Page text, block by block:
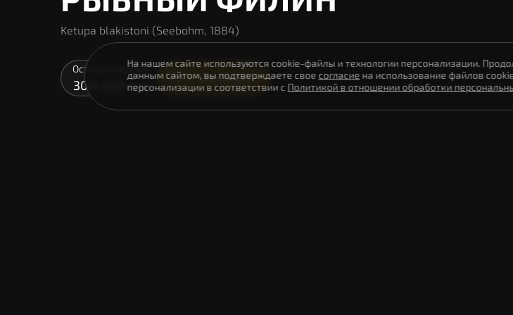
Ketupa blakistoni (Seebohm, 1884)
Осталось особей
300–650 пар Голосовать
На нашем сайте используются cookie-файлы и технологии персонализации.
данным сайтом, вы подтверждаете свое согласие на использование файлов
персонализации в соответствии с Политикой в отношении обработки